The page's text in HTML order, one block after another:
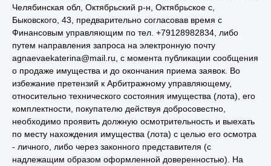
Челябинская обл, Октябрьский р-н, Октябрьское с,
Быковского, 43, предварительно согласовав время с
Финансовым управляющим по тел. +79128982834, либо
путем направления запроса на электронную почту
agnaevaekaterina@mail.ru, с момента публикации сообщения
о продаже имущества и до окончания приема заявок. Во
избежание претензий к Арбитражному управляющему,
относительно технического состояния имущества (лота), его
комплектности, покупателю действуя добросовестно,
необходимо проявить должную осмотрительность и выехать
по месту нахождения имущества (лота) с целью его осмотра
- личного, либо через законного представителя (с
надлежащим образом оформленной доверенностью). На